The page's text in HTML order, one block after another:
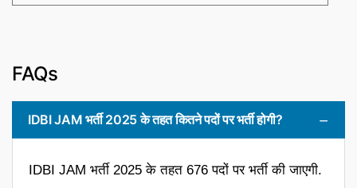
FAQs
IDBI JAM भर्ती 2025 के तहत कितने पदों पर भर्ती होगी?
IDBI JAM भर्ती 2025 के तहत 676 पदों पर भर्ती की जाएगी.